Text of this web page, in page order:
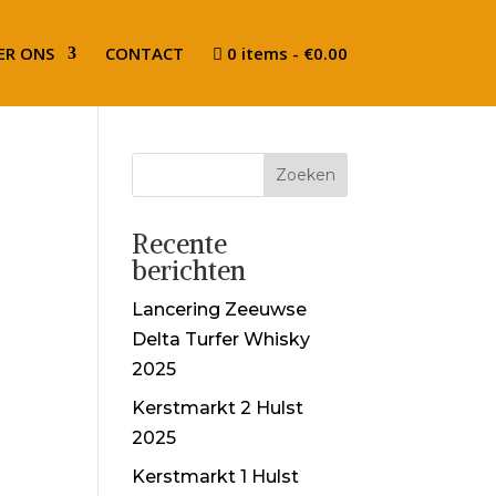
ONS CONTACT 0 items €0.00
Recente
berichten
Lancering Zeeuwse
Delta Turfer Whisky
2025
Kerstmarkt 2 Hulst
2025
Kerstmarkt 1 Hulst